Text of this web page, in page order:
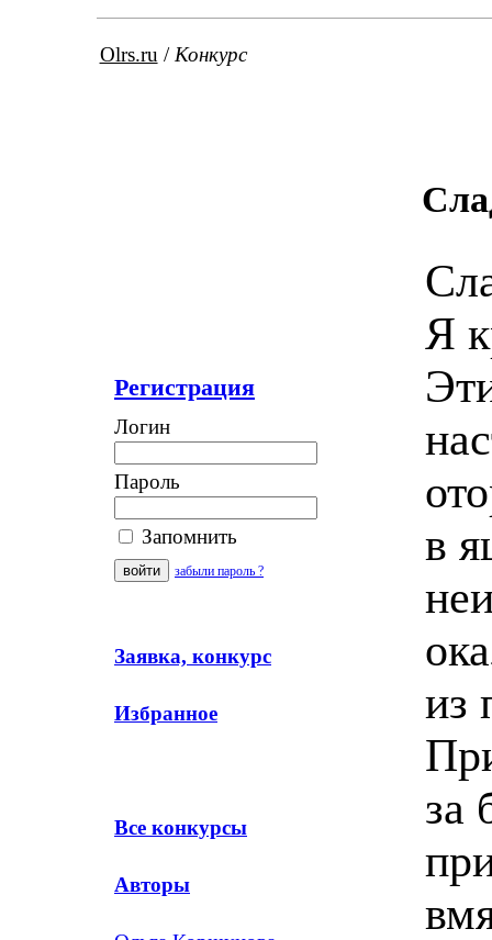
Olrs.ru / Конкурс
Регистрация
Логин
Пароль
Запомнить
забыли пароль ?
Заявка, конкурс
Избранное
Все конкурсы
Авторы
Я
в
из
за